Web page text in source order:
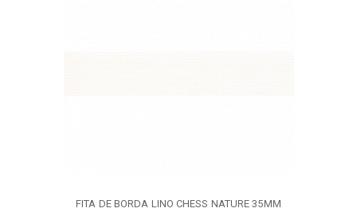
FITA DE BORDA LINO CHESS NATURE 35MM